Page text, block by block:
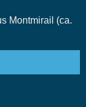
Montmirail (ca.